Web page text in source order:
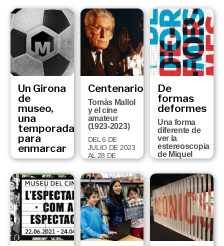
NOVIEMBRE
DE 2025 AL 24
DE MAIG DE
2026
DEL 13 DE
DICIEMBRE DE
2024 AL 14 DE
SEPTIEMBRE
DE 2025
NOVIEMBRE
DE 2024
Un Girona
de
museo,
una
temporada
para
enmarcar
Fragmentos
del Girona
FC en los
seis museos
de la ciudad
DEL 12 DE
JULIO AL 15
DE
SEPTIEMBRE
Centenarios
Tomàs Mallol
y el cine
amateur
(1923-2023)
DEL 6 DE
JULIO DE 2023
AL 28 DE
ABRIL DE 2024
De
formas
deformes
Una forma
diferente de
ver la
estereoscopia
de Miquel
Planchart
DEL 23 DE
JUNIO DE
2022 AL 26 DE
MARZO DE
2023